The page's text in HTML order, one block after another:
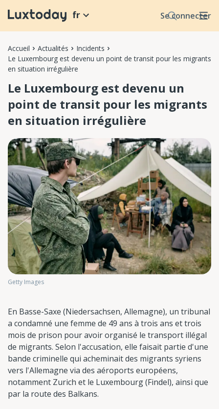
Se connecter
fr
Accueil Actualités
Incidents
Le Luxembourg est devenu un point de transit pour les migrants
en situation irrégulière
Le Luxembourg est devenu un
point de transit pour les migrants
en situation irrégulière
Getty Images
En Basse-Saxe (Niedersachsen, Allemagne), un tribunal
a condamné une femme de 49 ans à trois ans et trois
mois de prison pour avoir organisé le transport illégal
de migrants. Selon l'accusation, elle faisait partie d'une
bande criminelle qui acheminait des migrants syriens
vers l'Allemagne via des aéroports européens,
notamment Zurich et le Luxembourg (Findel), ainsi que
par la route des Balkans.